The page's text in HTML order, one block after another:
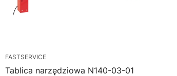
FASTSERVICE
Tablica narzędziowa N140-03-01